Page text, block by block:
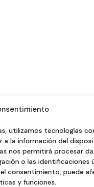
utilizamos tecnologías
a la información del
nos permitirá procesar
o las identificaciones
consentimiento, puede
y funciones.